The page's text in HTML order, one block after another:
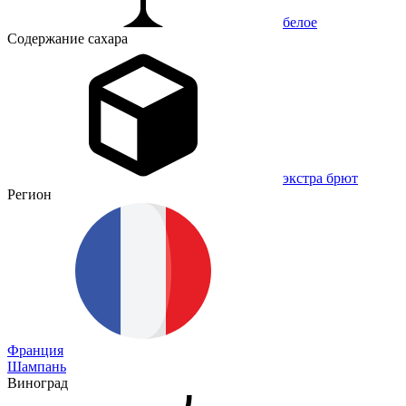
белое
Содержание сахара
экстра брют
Регион
Франция
Шампань
Виноград